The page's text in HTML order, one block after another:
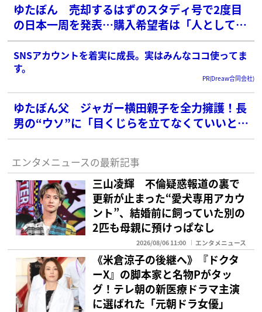
ゆたぼん 売却するはずのスタディ号で2度目
の日本一周を発表…購入希望者は「人として信
用されない」と呆れ顔
SNSアカウントを着実に成長。実はみんなココ使ってま
す。
PR(Dreaw合同会社)
ゆたぼん父 ジャガー横田親子を全力擁護！長
男の“ウソ”に「目くじらを立てなくていいと思
う」
エンタメニュースの最新記事
三山凌輝 不倫疑惑報道の裏で
更新が止まった“愛犬専用アカウ
ント”、結婚前に飼っていた別の
2匹も母親に預けっぱなし
2026/08/06 11:00 エンタメニュース
《米倉涼子の後継へ》『ドクタ
ーX』の脚本家と名物Pがタッ
グ！テレ朝の新医療ドラマ主演
に選ばれた「元朝ドラ女優」